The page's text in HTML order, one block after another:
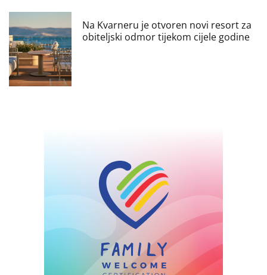
Na Kvarneru je otvoren novi resort za
obiteljski odmor tijekom cijele godine